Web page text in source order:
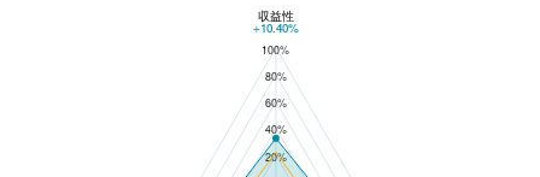
100%
80%
60%
40%
20%
収益性
+10.40%